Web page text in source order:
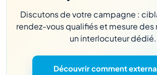
Discutons de votre campagne :
rendez-vous qualifiés et mesure des
un interlocuteur dédié.
Découvrir comment